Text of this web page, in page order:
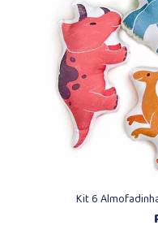
Kit 6